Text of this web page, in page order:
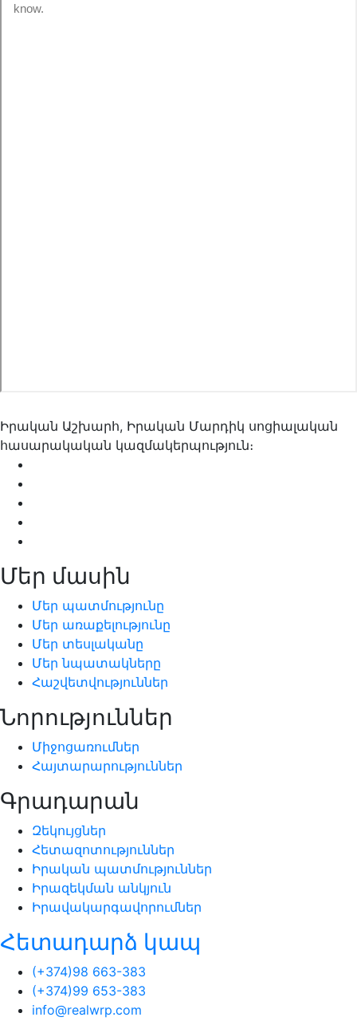
Իրական Աշխարհ, Իրական Մարդիկ սոցիալական
հասարակական կազմակերպություն։
Մեր մասին
Մեր պատմությունը
Մեր առաքելությունը
Մեր տեսլականը
Մեր նպատակները
Հաշվետվություններ
Նորություններ
Միջոցառումներ
Հայտարարություններ
Գրադարան
Զեկույցներ
Հետազոտություններ
Իրական պատմություններ
Իրազեկման անկյուն
Իրավակարգավորումներ
Հետադարձ կապ
(+374)98 663-383
(+374)99 653-383
info@realwrp.com